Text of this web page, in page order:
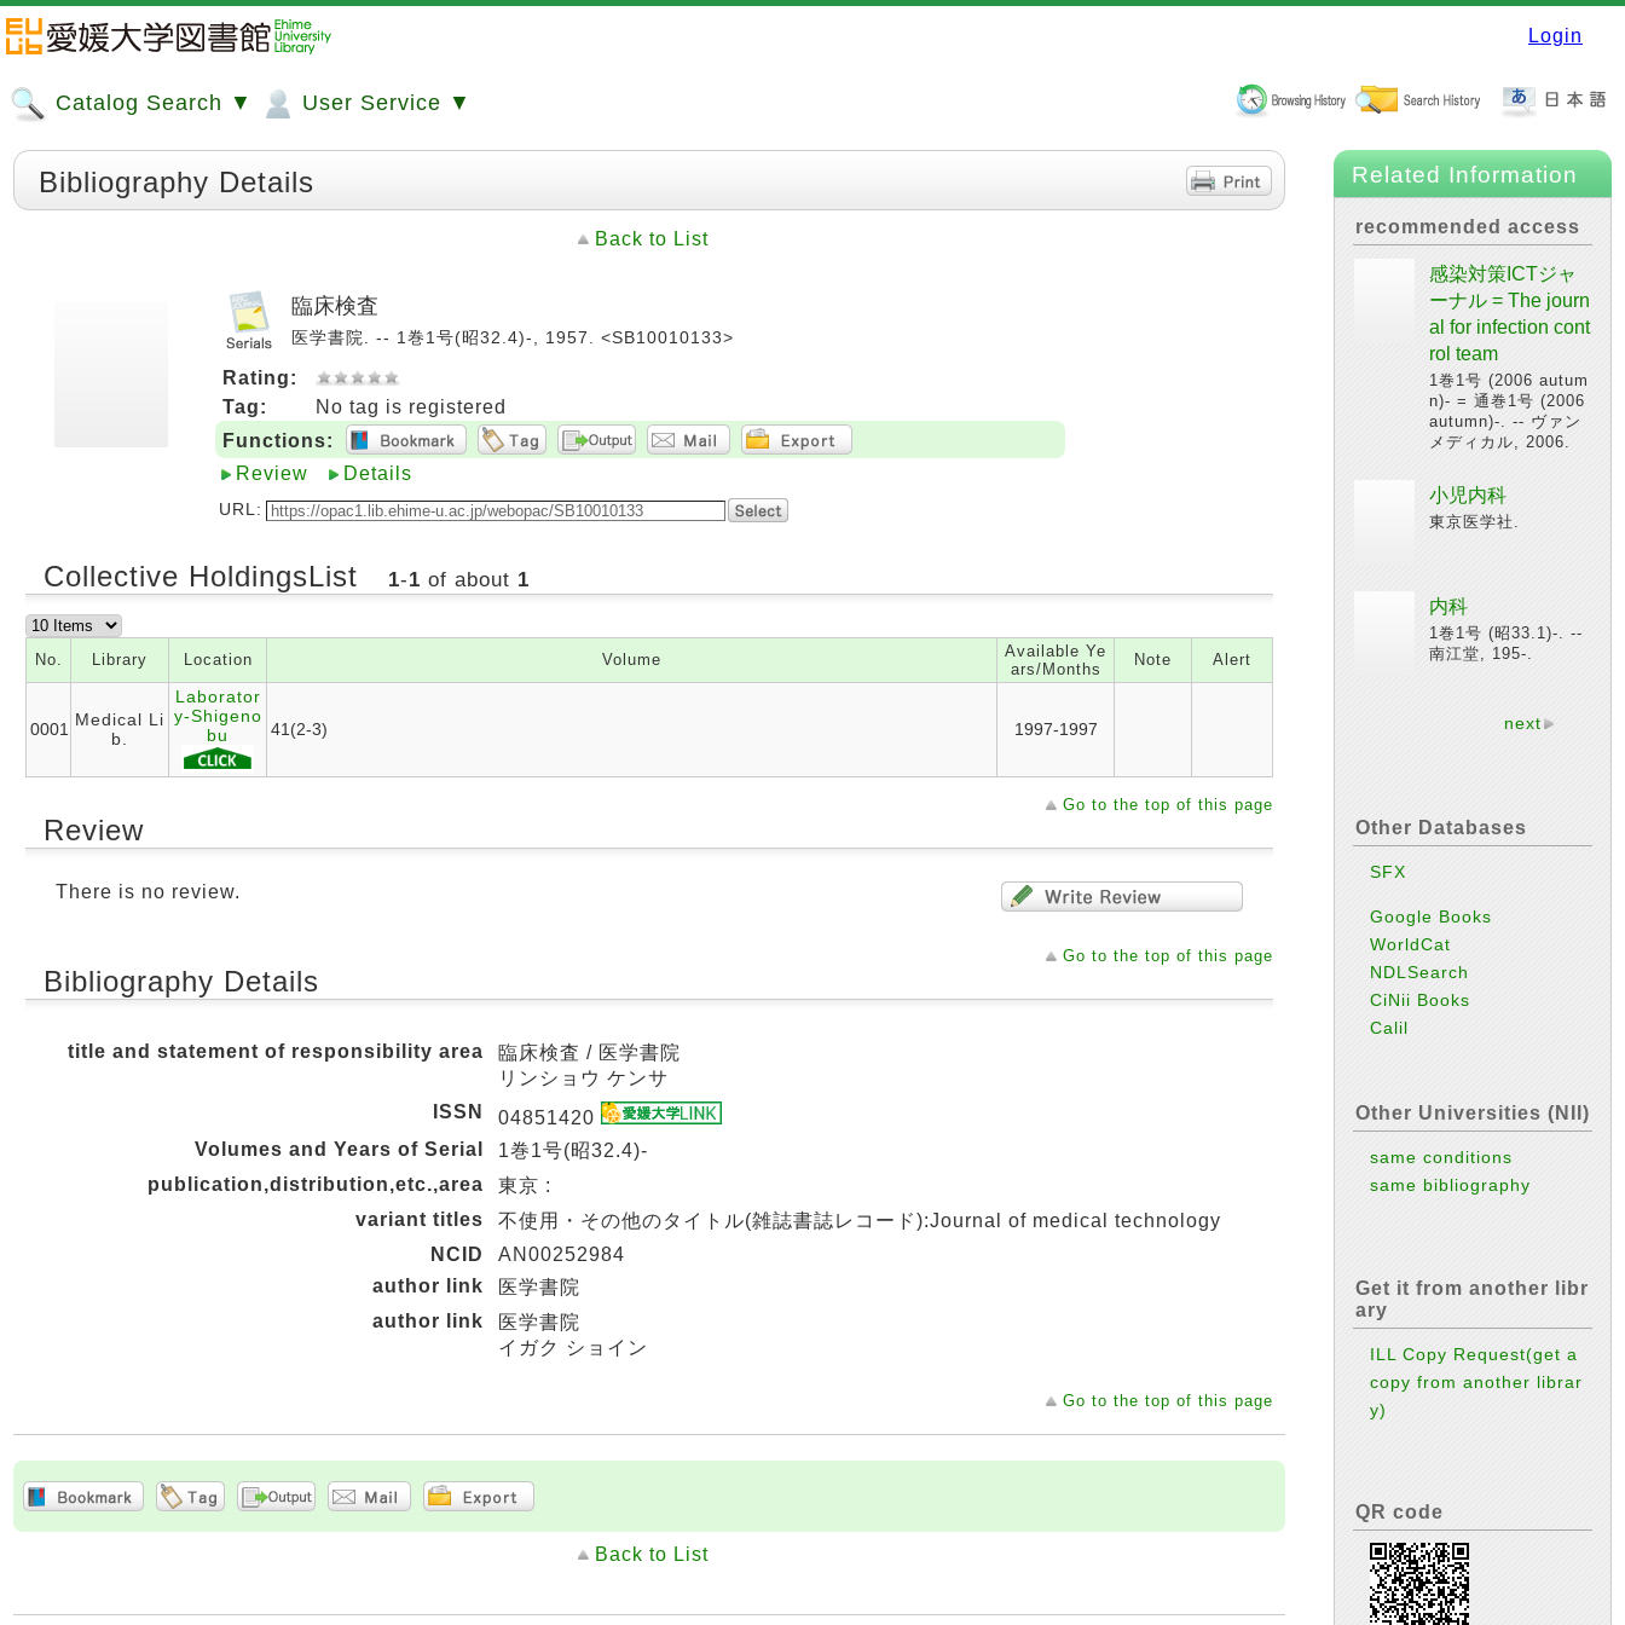
Login
Catalog Search ▼ User Service ▼
Bibliography Details
Back to List
臨床検査
医学書院. -- 1巻1号(昭32.4)-, 1957. <SB10010133>
Rating:
Tag:
No tag is registered
Functions:
Review
Details
URL:
Collective HoldingsList 1-1 of about 1
No. Library Location Volume
Available Ye
ars/Months
Note Alert
0001 Medical Li
b.
Laborator
y-Shigeno
bu
41(2-3) 1997-1997
Go to the top of this page
Review
There is no review.
Go to the top of this page
Bibliography Details
title and statement of responsibility area
臨床検査 / 医学書院
リンショウ ケンサ
ISSN
04851420
Volumes and Years of Serial
1巻1号(昭32.4)-
publication,distribution,etc.,area
東京 :
variant titles
不使用・その他のタイトル(雑誌書誌レコード):Journal of medical technology
NCID
AN00252984
author link
医学書院
author link
医学書院
イガク ショイン
Go to the top of this page
Back to List
Related Information
recommended access
感染対策ICTジャ
ーナル = The journ
al for infection cont
rol team
1巻1号 (2006 autum
n)- = 通巻1号 (2006
autumn)-. -- ヴァン
メディカル, 2006.
小児内科
東京医学社.
内科
1巻1号 (昭33.1)-. --
南江堂, 195-.
next
Other Databases
SFX
Google Books
WorldCat
NDLSearch
CiNii Books
Calil
Other Universities (NII)
same conditions
same bibliography
Get it from another libr
ary
ILL Copy Request(get a
copy from another librar
y)
QR code